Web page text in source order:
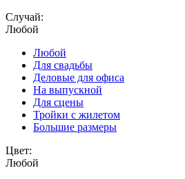
Случай:
Любой
Любой
Для свадьбы
Деловые для офиса
На выпускной
Для сцены
Тройки с жилетом
Большие размеры
Цвет:
Любой